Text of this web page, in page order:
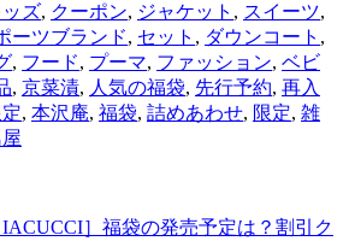
ズ, クーポン, ジャケット , スイーツ,
ーツブランド, セット , ダウンコート ,
, フード, プーマ, ファッション, ベビ
, 京菜漬, 人気の福袋, 先行予約, 再入
, 本沢庵, 福袋, 詰めあわせ, 限定, 雑
IACUCCI］福袋の発売予定は？割引ク